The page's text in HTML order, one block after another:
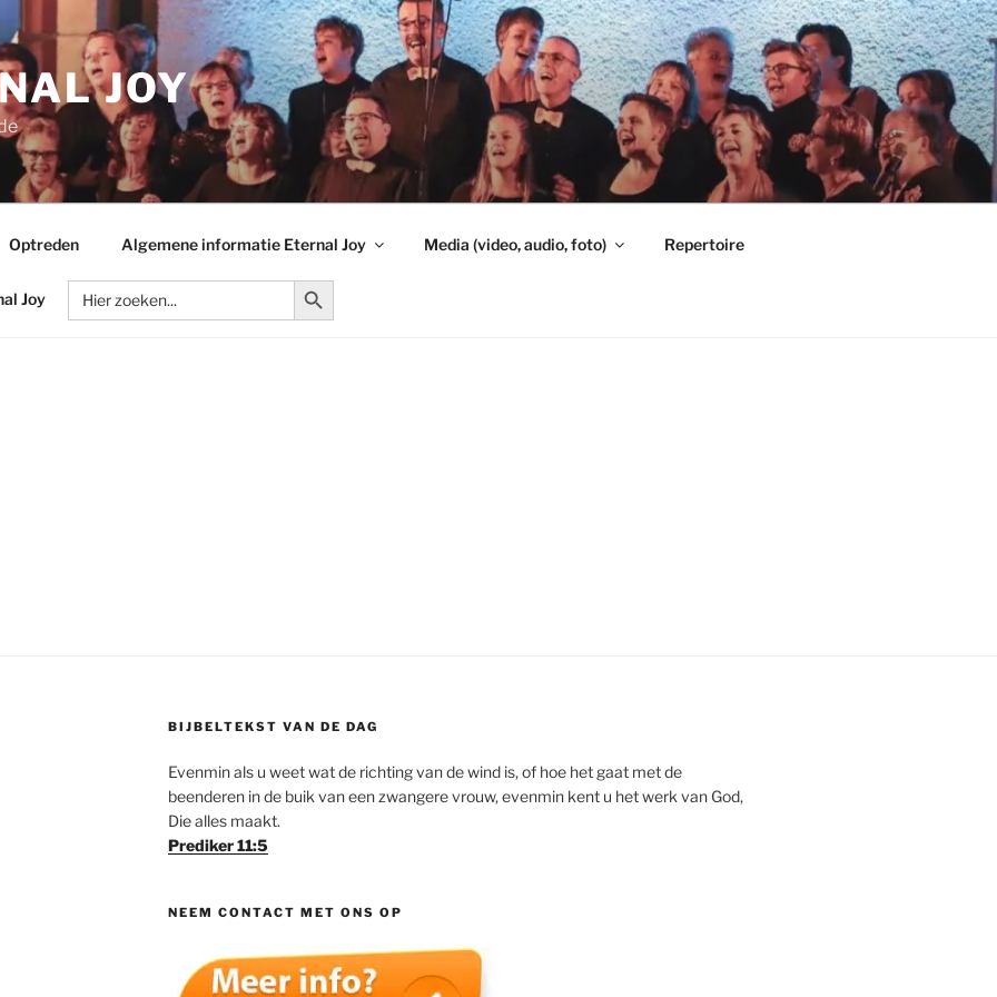
JOY
Optreden Algemene informatie Eternal Joy Media (video, audio, foto) Repertoire
Joy
Zoek
naar:
Zoekknop
BIJBELTEKST VAN DE DAG
Evenmin als u weet wat de richting van de wind is, of hoe het gaat met de
beenderen in de buik van een zwangere vrouw, evenmin kent u het werk van God,
Die alles maakt.
Prediker 11:5
NEEM CONTACT MET ONS OP